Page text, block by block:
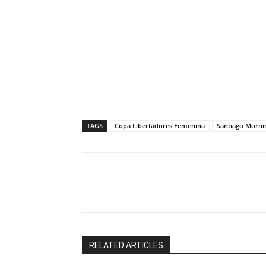
TAGS Copa Libertadores Femenina Santiago
RELATED ARTICLES